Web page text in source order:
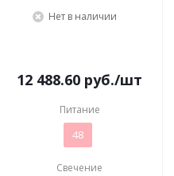
Нет в наличии
12 488.60 руб./шт
Питание
48
Свечение